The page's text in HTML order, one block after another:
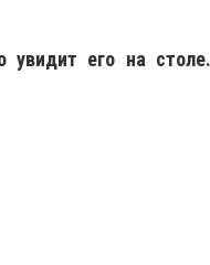
его на